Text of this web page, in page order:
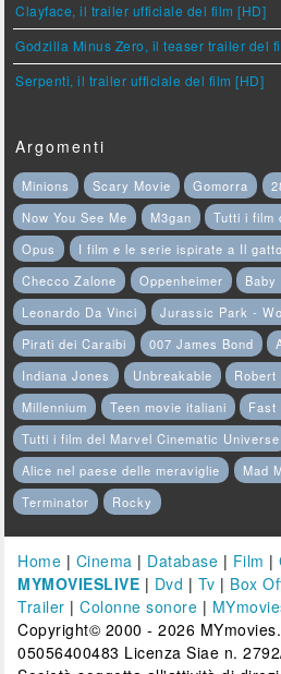
Clayface, il trailer ufficiale del film [HD]
Godzilla Minus Zero, il teaser trailer del
Serpenti, il trailer ufficiale del film [HD]
Argomenti
Minions Scary Movie Gomorra
Now You See Me
M3gan
Tutti i film
Opus
I film e le serie ispirate a Il
Checco Zalone
Oppenheimer Baby
Leonardo Da Vinci
Jurassic Park -
Pirati dei Caraibi
007 James Bond
Indiana Jones
Unbreakable Robert
Millennium
Teen movie italiani
Fast
Tutti i film del Marvel Cinematic Universe
Alice nel paese delle meraviglie
Mad
Terminator
Rocky
Home | Cinema | Database | Film |
MYMOVIESLIVE | Dvd | Tv | Box
Trailer |Colonne sonore |
Copyright© 2000 - 2026
05056400483 Licenza Siae n.